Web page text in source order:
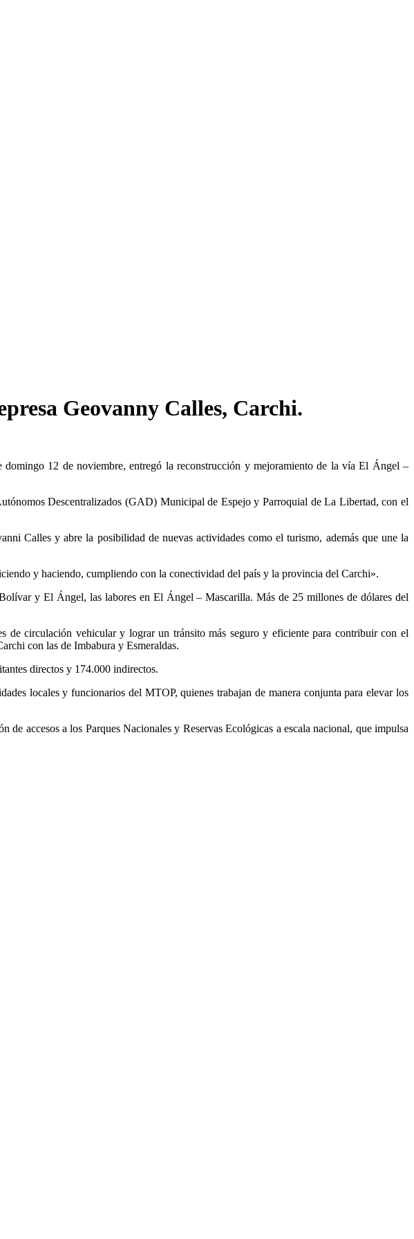
Geovanny Calles, Carchi.
12 de noviembre, entregó la reconstrucción y mejoramiento de la vía El Ángel –
Descentralizados (GAD) Municipal de Espejo y Parroquial de La Libertad, con el
Calles y abre la posibilidad de nuevas actividades como el turismo, además que une la
y haciendo, cumpliendo con la conectividad del país y la provincia del Carchi».
y El Ángel, las labores en El Ángel – Mascarilla. Más de 25 millones de dólares del
de circulación vehicular y lograr un tránsito más seguro y eficiente para contribuir con el
con las de Imbabura y Esmeraldas.
directos y 174.000 indirectos.
locales y funcionarios del MTOP, quienes trabajan de manera conjunta para elevar los
accesos a los Parques Nacionales y Reservas Ecológicas a escala nacional, que impulsa